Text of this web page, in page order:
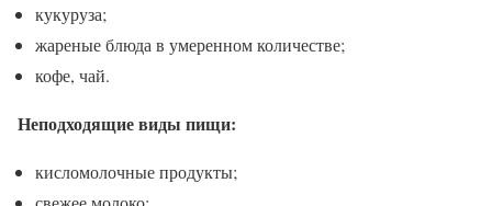
кукуруза;
жареные блюда в умеренном количестве;
кофе, чай.
Неподходящие виды пищи:
кисломолочные продукты;